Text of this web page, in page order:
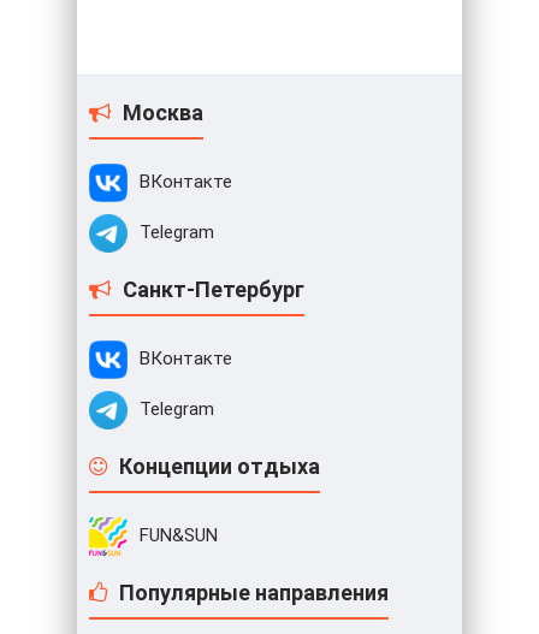
Москва
ВКонтакте
Telegram
Санкт-Петербург
ВКонтакте
Telegram
Концепции отдыха
FUN&SUN
Популярные направления